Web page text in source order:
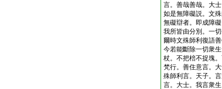
言。善哉善哉。大
如是無障礙説。文
無礙辯者。即成障
我所皆由分別。一
爾時文殊師利復語
今若能斷除一切衆
杖。不把棓不捉塊
梵行。善住意言。
殊師利言。天子。
言。大士。我言衆